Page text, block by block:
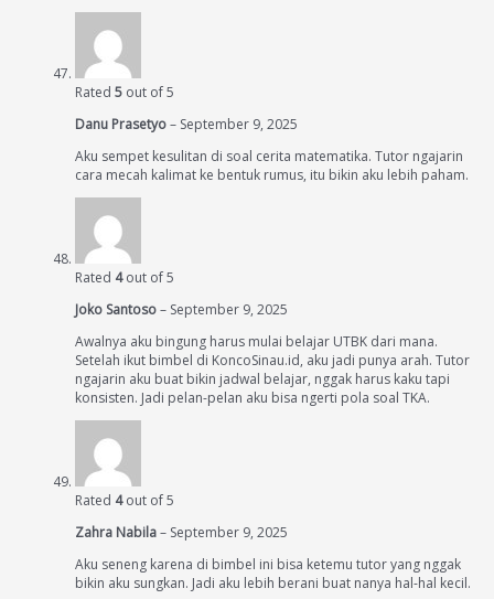
Rated 5 out of 5
Danu Prasetyo– September 9, 2025
Aku sempet kesulitan di soal cerita matematika. Tutor ngajarin
cara mecah kalimat ke bentuk rumus, itu bikin aku lebih paham.
Rated 4out of 5
Joko Santoso– September 9, 2025
Awalnya aku bingung harus mulai belajar UTBK dari mana.
Setelah ikut bimbel di KoncoSinau.id, aku jadi punya arah. Tutor
ngajarin aku buat bikin jadwal belajar, nggak harus kaku tapi
konsisten. Jadi pelan-pelan aku bisa ngerti pola soal TKA.
Rated 4out of 5
Zahra Nabila– September 9, 2025
Aku seneng karena di bimbel ini bisa ketemu tutor yang nggak
bikin aku sungkan. Jadi aku lebih berani buat nanya hal-hal kecil.